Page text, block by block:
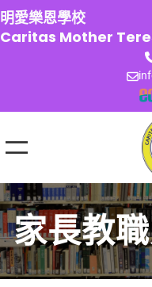
跳
至
主
明愛樂恩學校
Caritas Mother
家長教